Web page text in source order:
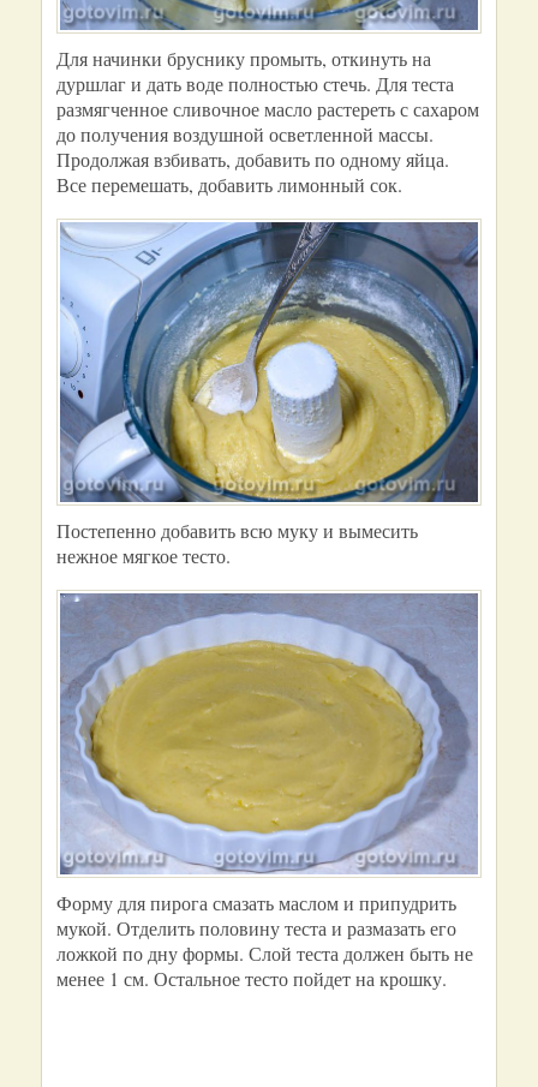
Для начинки бруснику промыть, откинуть на
дуршлаг и дать воде полностью стечь. Для теста
размягченное сливочное масло растереть с сахаром
до получения воздушной осветленной массы.
Продолжая взбивать, добавить по одному яйца.
Все перемешать, добавить лимонный сок.
Постепенно добавить всю муку и вымесить
нежное мягкое тесто.
Форму для пирога смазать маслом и припудрить
мукой. Отделить половину теста и размазать его
ложкой по дну формы. Слой теста должен быть не
менее 1 см. Остальное тесто пойдет на крошку.